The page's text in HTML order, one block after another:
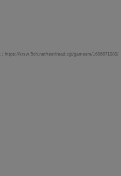
：https://krsw.5ch.net/test/read.cgi/gamesm/1606871080/